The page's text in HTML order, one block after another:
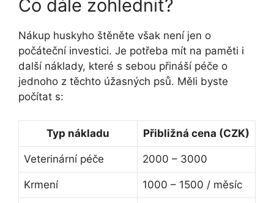
Co dále zohlednit?
Nákup huskyho štěněte však není jen o
počáteční investici. Je potřeba mít na paměti i
další náklady, které s sebou přináší péče o
jednoho z těchto úžasných psů. Měli byste
počítat s:
Typ nákladu Přibližná cena (CZK)
Veterinární péče 2000 – 3000
Krmení 1000 – 1500 / měsíc